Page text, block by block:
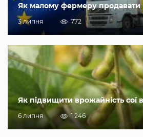
Як малому фермеру продавати
3 липня 772
Як підвищити врожайність сої в
6 липня 1 246